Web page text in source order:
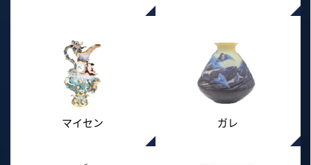
マイセン ガレ